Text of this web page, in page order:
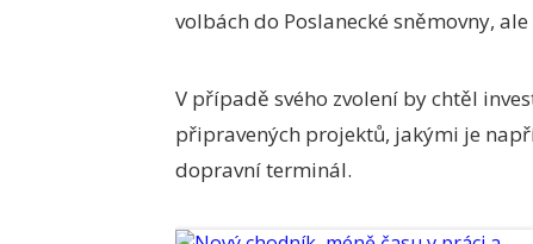
volbách do Poslanecké sněmovny,
V případě svého zvolení by chtěl
připravených projektů, jakými je
dopravní terminál.